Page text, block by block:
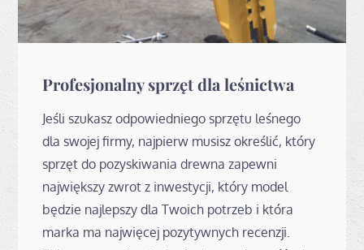
Profesjonalny sprzęt dla leśnictwa
Jeśli szukasz odpowiedniego sprzętu leśnego
dla swojej firmy, najpierw musisz określić, który
sprzęt do pozyskiwania drewna zapewni
największy zwrot z inwestycji, który model
będzie najlepszy dla Twoich potrzeb i która
marka ma najwięcej pozytywnych recenzji.